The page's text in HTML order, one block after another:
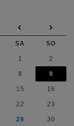
SA SO
1 2
8 9
15 16
22 23
29 30